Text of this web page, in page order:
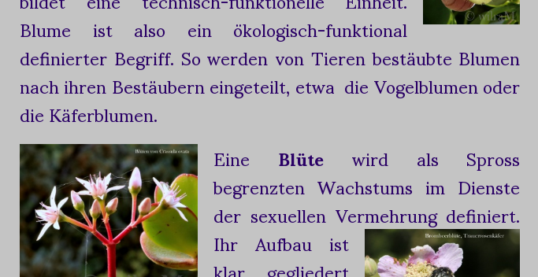
Blume ist also ein ökologisch-funktional
definierter Begriff. So werden von Tieren bestäubte Blumen
nach ihren Bestäubern eingeteilt, etwa die Vogelblumen oder
die Käferblumen.
Eine Blütewird als Spross
begrenzten Wachstums im Dienste
der sexuellen Vermehrung definiert.
Ihr Aufbau ist